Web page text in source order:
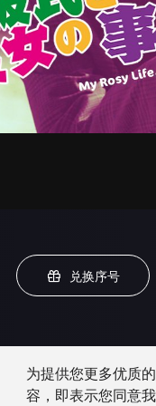
兑换序号
为提供您更多优质
容，即表示您同意